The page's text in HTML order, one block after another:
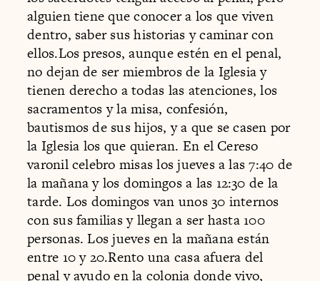
alguien tiene que conocer a los que viven
dentro, saber sus historias y caminar con
ellos.Los presos, aunque estén en el penal,
no dejan de ser miembros de la Iglesia y
tienen derecho a todas las atenciones, los
sacramentos y la misa, confesión,
bautismos de sus hijos, y a que se casen por
la Iglesia los que quieran. En el Cereso
varonil celebro misas los jueves a las 7:40 de
la mañana y los domingos a las 12:30 de la
tarde. Los domingos van unos 30 internos
con sus familias y llegan a ser hasta 100
personas. Los jueves en la mañana están
entre 10 y 20.Rento una casa afuera del
penal y ayudo en la colonia donde vivo,